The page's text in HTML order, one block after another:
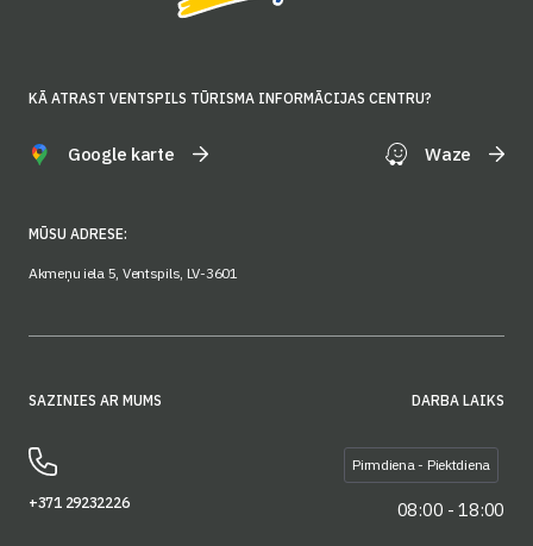
KĀ ATRAST VENTSPILS TŪRISMA INFORMĀCIJAS CENTRU?
Google karte Waze
MŪSU ADRESE:
Akmeņu iela 5, Ventspils, LV-3601
SAZINIES AR MUMS
+371 29232226
DARBA LAIKS
Pirmdiena - Piektdiena
08:00 - 18:00